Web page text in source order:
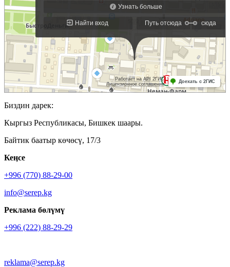
Биздин дарек:
Кыргыз Республикасы, Бишкек шаары.
Байтик баатыр көчөсү, 17/3
Кеӊсе
+996 (770) 88-29-00
info@serep.kg
Реклама бөлүмү
+996 (222) 88-29-29
reklama@serep.kg